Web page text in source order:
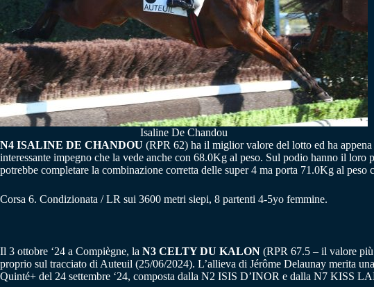
Isaline De Chandou
N4 ISALINE DE CHANDOU (RPR 62) ha il miglior valore del lotto ed ha
interessante impegno che la vede anche con 68.0Kg al peso. Sul podio hanno il
potrebbe completare la combinazione corretta delle super 4 ma porta 71.0Kg al peso
Corsa 6. Condizionata / LR sui 3600 metri siepi, 8 partenti 4-5yo femmine.
Il 3 ottobre ‘24 a Compiègne, la N3 CELTY DU KALON (RPR 67.5 – il valore
proprio sul tracciato di Auteuil (25/06/2024). L’allieva di Jérôme Delaunay merita
Quinté+ del 24 settembre ‘24, composta dalla N2 ISIS D’INOR e dalla N7 KISS